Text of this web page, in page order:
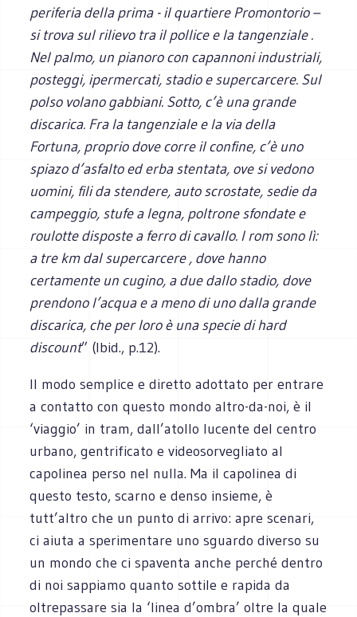
periferia della prima - il quartiere Promontorio –
si trova sul rilievo tra il pollice e la tangenziale .
Nel palmo, un pianoro con capannoni industriali,
posteggi, ipermercati, stadio e supercarcere. Sul
polso volano gabbiani. Sotto, c’è una grande
discarica. Fra la tangenziale e la via della
Fortuna, proprio dove corre il confine, c’è uno
spiazo d’asfalto ed erba stentata, ove si vedono
uomini, fili da stendere, auto scrostate, sedie da
campeggio, stufe a legna, poltrone sfondate e
roulotte disposte a ferro di cavallo. I rom sono lì:
a tre km dal supercarcere , dove hanno
certamente un cugino, a due dallo stadio, dove
prendono l’acqua e a meno di uno dalla grande
discarica, che per loro è una specie di hard
discount” (Ibid., p.12).
Il modo semplice e diretto adottato per entrare
a contatto con questo mondo altro-da-noi, è il
‘viaggio’ in tram, dall’atollo lucente del centro
urbano, gentrificato e videosorvegliato al
capolinea perso nel nulla. Ma il capolinea di
questo testo, scarno e denso insieme, è
tutt’altro che un punto di arrivo: apre scenari,
ci aiuta a sperimentare uno sguardo diverso su
un mondo che ci spaventa anche perché dentro
di noi sappiamo quanto sottile e rapida da
oltrepassare sia la ‘linea d’ombra’ oltre la quale